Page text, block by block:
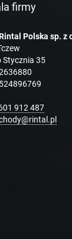
firmy
Polska sp. z
Stycznia 35
912 487